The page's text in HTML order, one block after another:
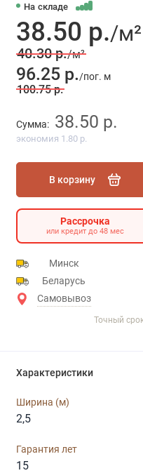
На складе
38.50 р./м²
40.30 р./м²
96.25 р./пог. м
100.75 р.
Сумма: 38.50 р.
экономия 1.80 р.
В корзину
Рассрочка
или кредит до 48 мес
Минск
Беларусь
Самовывоз
Точный
Характеристики
Ширина (м)
2,5
Гарантия лет
15